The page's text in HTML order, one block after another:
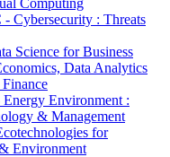
Computing
Cybersecurity : Threats
Science for Business
Data Analytics
Environment :
& Management
for
Environment